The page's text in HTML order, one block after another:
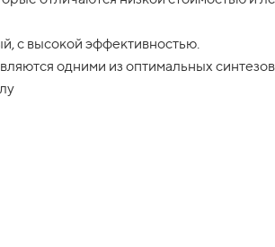
с высокой эффективностью.
одними из оптимальных